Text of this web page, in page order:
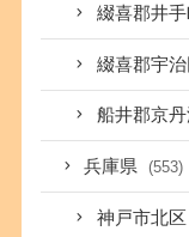
綴喜郡井
綴喜郡宇
船井郡京
兵庫県 (553)
神戸市北区